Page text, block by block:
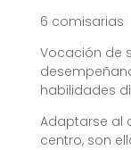
6 comisarias
Vocación de
habilidades
Adaptarse al
centro, son